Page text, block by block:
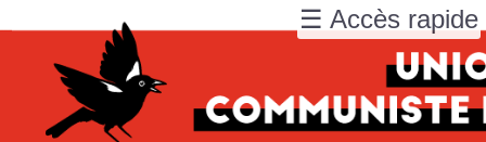
☰ Accès rapide